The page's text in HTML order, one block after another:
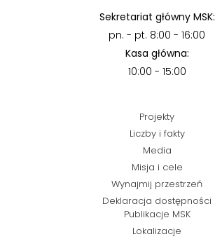
Sekretariat główny MSK:
pn. - pt. 8:00 - 16:00
Kasa główna:
10:00 - 15:00
Projekty
Liczby i fakty
Media
Misja i cele
Wynajmij przestrzeń
Deklaracja dostępności
Publikacje MSK
Lokalizacje